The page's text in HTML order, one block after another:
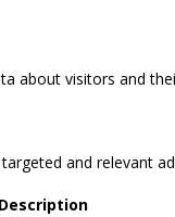
about visitors and
and relevant
Description